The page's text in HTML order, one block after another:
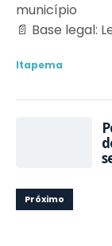
município
📄 Base legal:
Itapema
Próximo